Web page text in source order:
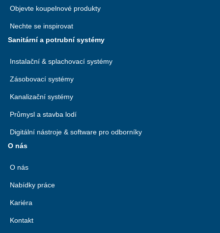
Objevte koupelnové produkty
Nechte se inspirovat
Sanitární a potrubní systémy
Instalační & splachovací systémy
Zásobovací systémy
Kanalizační systémy
Průmysl a stavba lodí
Digitální nástroje & software pro odborníky
O nás
O nás
Nabídky práce
Kariéra
Kontakt